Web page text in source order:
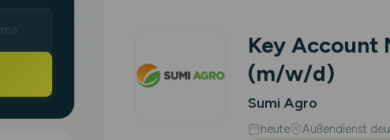
Key Account
(m/w/d)
Sumi Agro
heute Außendienst